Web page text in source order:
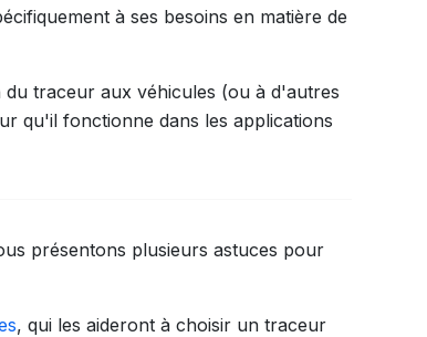
à ses besoins en matière de
traceur aux véhicules (ou à d'autres
qu'il fonctionne dans les applications
présentons plusieurs astuces pour
, qui les aideront à choisir un traceur